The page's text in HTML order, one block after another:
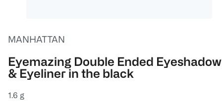
MANHATTAN
Eyemazing Double Ended Eyeshadow
& Eyeliner in the black
1.6 g